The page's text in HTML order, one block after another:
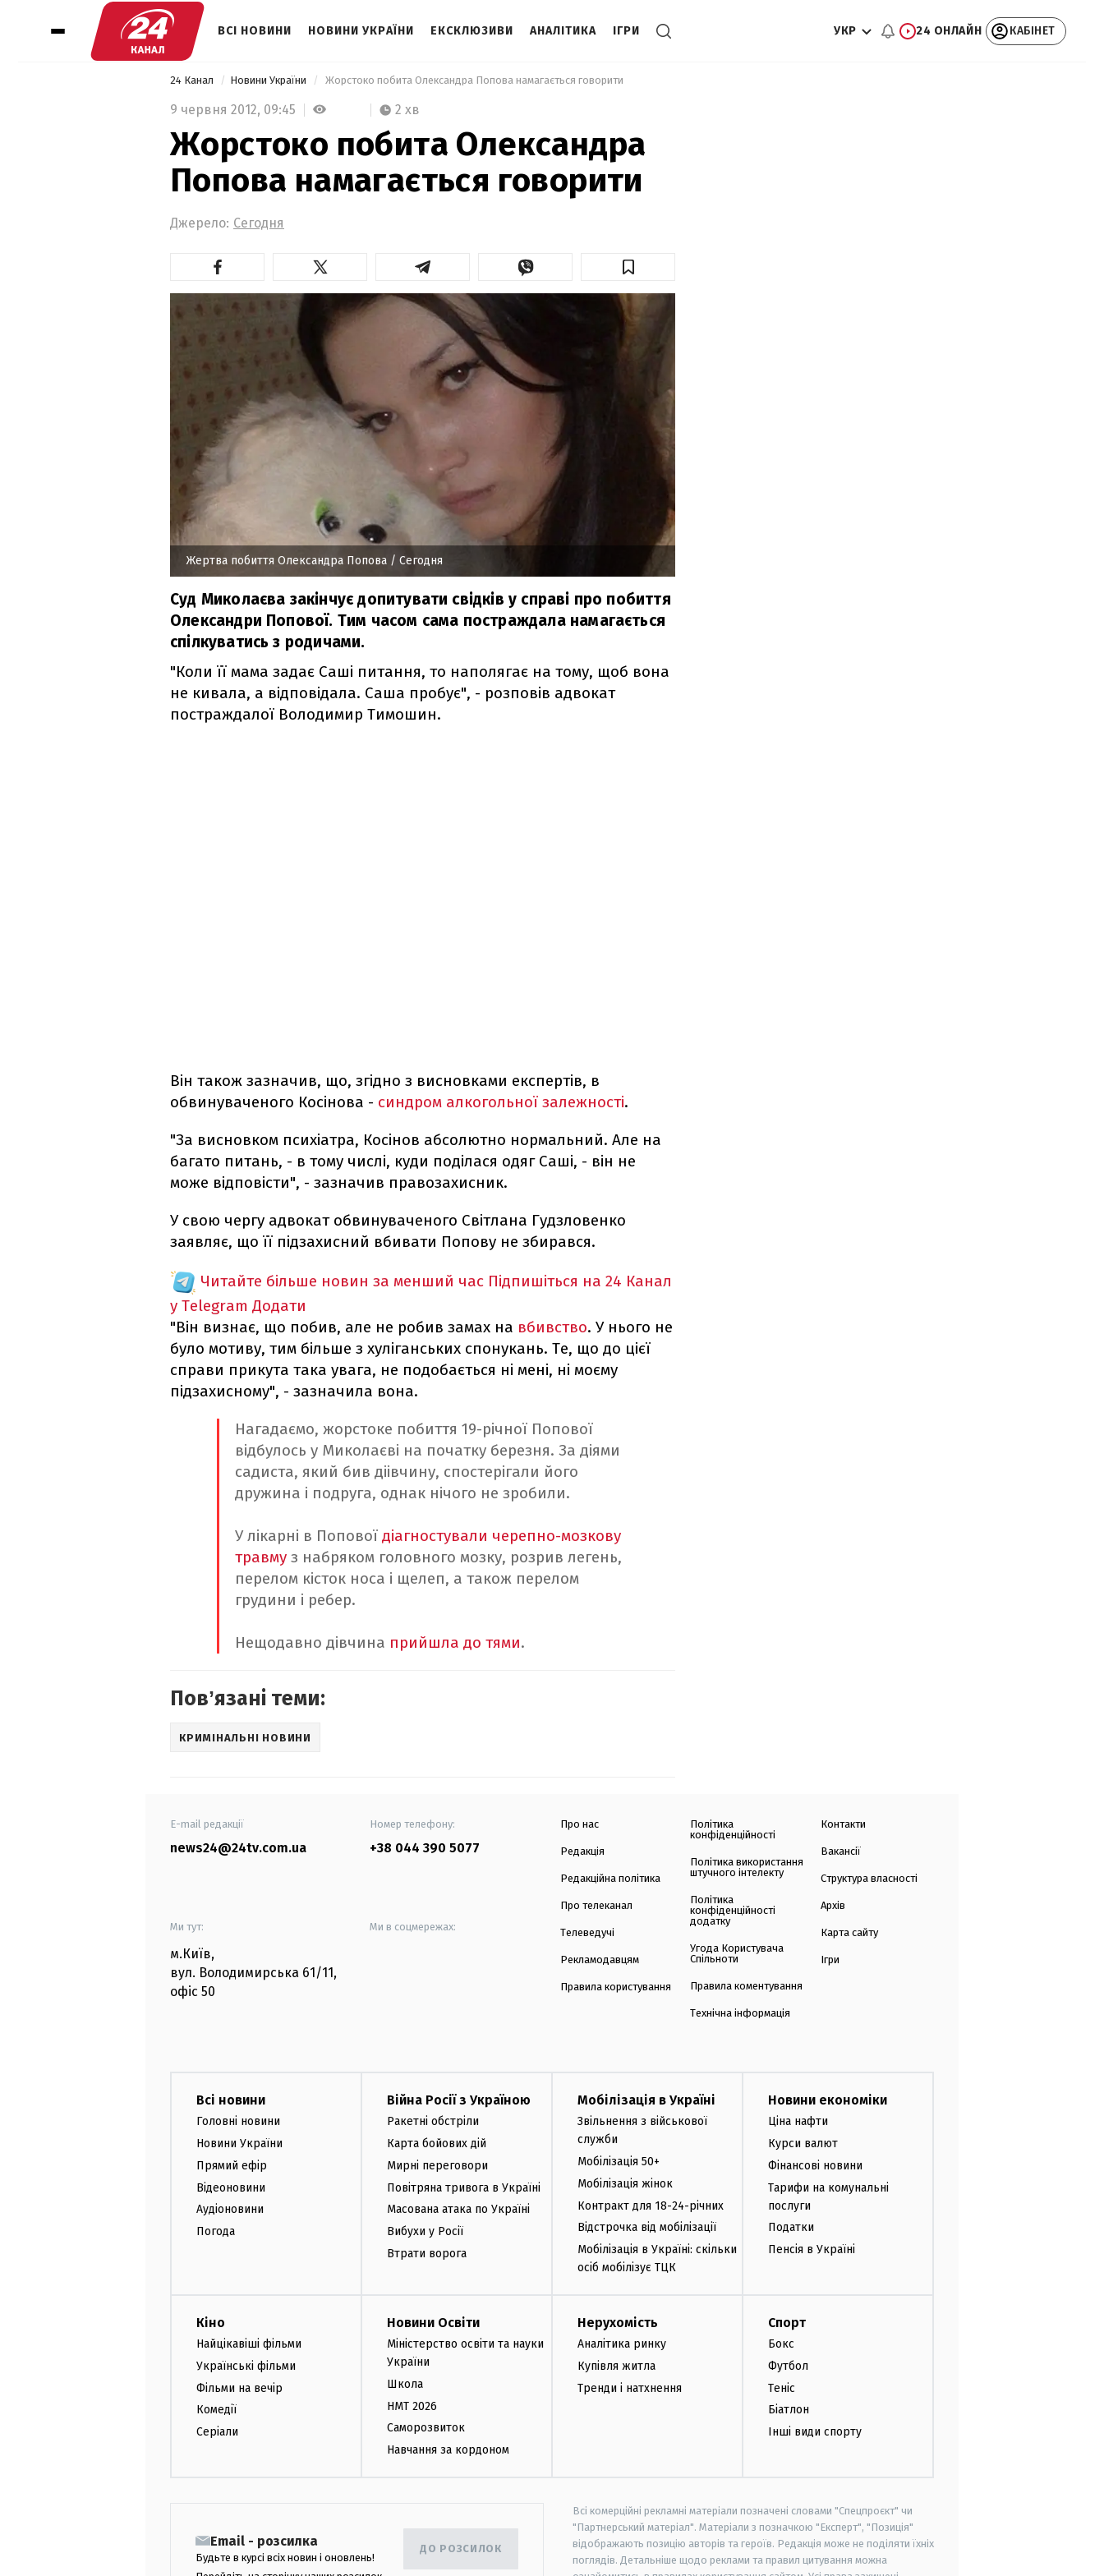
ВСІ НОВИНИ НОВИНИ УКРАЇНИ ЕКСКЛЮЗИВИ АНАЛІТИКА ІГРИ УКР 24 ОНЛАЙН КАБІНЕТ
24 Канал Новини України Жорстоко побита Олександра Попова намагається говорити
9 червня 2012, 09:45 2 хв
Жорстоко побита Олександра
Попова намагається говорити
Джерело: Сегодня
Жертва побиття Олександра Попова / Сегодня
Суд Миколаєва закінчує допитувати свідків у справі про побиття
Олександри Попової. Тим часом сама постраждала намагається
спілкуватись з родичами.
"Коли її мама задає Саші питання, то наполягає на тому, щоб вона
не кивала, а відповідала. Саша пробує", - розповів адвокат
постраждалої Володимир Тимошин.
Він також зазначив, що, згідно з висновками експертів, в
обвинуваченого Косінова - синдром алкогольної залежності.
"За висновком психіатра, Косінов абсолютно нормальний. Але на
багато питань, - в тому числі, куди поділася одяг Саші, - він не
може відповісти", - зазначив правозахисник.
У свою чергу адвокат обвинуваченого Світлана Гудзловенко
заявляє, що її підзахисний вбивати Попову не збирався.
Читайте більше новин за менший час Підпишіться на 24 Канал
у Telegram Додати
"Він визнає, що побив, але не робив замах на вбивство. У нього не
було мотиву, тим більше з хуліганських спонукань. Те, що до цієї
справи прикута така увага, не подобається ні мені, ні моєму
підзахисному", - зазначила вона.
Нагадаємо, жорстоке побиття 19-річної Попової
відбулось у Миколаєві на початку березня. За діями
садиста, який бив діівчину, спостерігали його
дружина і подруга, однак нічого не зробили.
У лікарні в Попової діагностували черепно-мозкову
травму з набряком головного мозку, розрив легень,
перелом кісток носа і щелеп, а також перелом
грудини і ребер.
Нещодавно дівчина прийшла до тями.
Повʼязані теми:
КРИМІНАЛЬНІ НОВИНИ
E-mail редакції
news24@24tv.com.ua
Номер телефону:
+38 044 390 5077
Ми тут:
м.Київ,
вул. Володимирська 61/11,
офіс 50
Ми в соцмережах:
Про нас
Редакція
Редакційна політика
Про телеканал
Телеведучі
Рекламодавцям
Правила користування
Політика
конфіденційності
Політика використання
штучного інтелекту
Політика
конфіденційності
додатку
Угода Користувача
Спільноти
Правила коментування
Технічна інформація
Контакти
Вакансії
Структура власності
Архів
Карта сайту
Ігри
Всі новини
Головні новини
Новини України
Прямий ефір
Відеоновини
Аудіоновини
Погода
Війна Росії з Україною
Ракетні обстріли
Карта бойових дій
Мирні переговори
Повітряна тривога в Україні
Масована атака по Україні
Вибухи у Росії
Втрати ворога
Мобілізація в Україні
Звільнення з військової
служби
Мобілізація 50+
Мобілізація жінок
Контракт для 18-24-річних
Відстрочка від мобілізації
Мобілізація в Україні: скільки
осіб мобілізує ТЦК
Новини економіки
Ціна нафти
Курси валют
Фінансові новини
Тарифи на комунальні
послуги
Податки
Пенсія в Україні
Кіно
Найцікавіші фільми
Українські фільми
Фільми на вечір
Комедії
Серіали
Новини Освіти
Міністерство освіти та науки
України
Школа
НМТ 2026
Саморозвиток
Навчання за кордоном
Нерухомість
Аналітика ринку
Купівля житла
Тренди і натхнення
Спорт
Бокс
Футбол
Теніс
Біатлон
Інші види спорту
Email - розсилка
Будьте в курсі всіх новин і оновлень!
ДО РОЗСИЛОК
Всі комерційні рекламні матеріали позначені словами "Спецпроєкт" чи
"Партнерський матеріал". Матеріали з позначкою "Експерт", "Позиція"
відображають позицію авторів та героїв. Редакція може не поділяти їхніх
поглядів. Детальніше щодо реклами та правил цитування можна